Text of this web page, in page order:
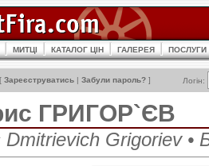
МИТЦІ КАТАЛОГ ЦІН ГАЛЕРЕЯ ПОСЛУГИ
[ Зареєструватись | Забули пароль? ] Логін:
ГРИГОР`ЄВ
Dmitrievich Grigoriev